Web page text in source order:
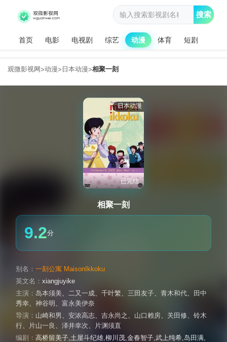
首页 电影 电视剧 综艺 动漫 体育 短剧
搜索
观微影视网>动漫> 日本动漫>相聚一刻
日本动漫
已完结
相聚一刻
9.2分
别名： 一刻公寓 MaisonIkkoku
英文名： xiangjuyike
主演： 岛本须美、 二又一成、 千叶繁、 三田友子、 青木和代、
田中
秀幸、 神谷明 、 富永美伊奈
导演： 山崎和男 、 安浓高志、 吉永尚之 、 山口赖房、 关田修、 铃木
行、 片山一良 、 泽井幸次、
片渊须直
编剧： 高桥留美子,土屋斗纪雄,柳川茂,金春智子,武上纯希,岛田满,